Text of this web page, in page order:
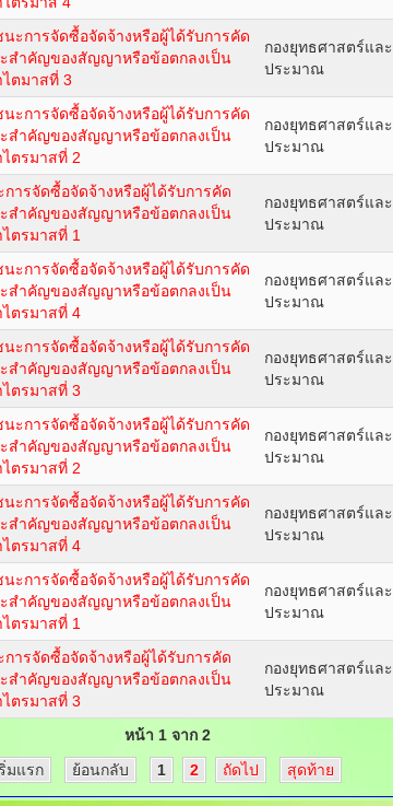
ะการจัดซื้อจัดจ้างหรือผู้ได้รับการคัด
ะสำคัญของสัญญาหรือข้อตกลงเป็น
ตมาสที่ 3
กองยุทธศาสตร์แล
ประมาณ
ะการจัดซื้อจัดจ้างหรือผู้ได้รับการคัด
ะสำคัญของสัญญาหรือข้อตกลงเป็น
ตรมาสที่ 2
กองยุทธศาสตร์แล
ประมาณ
ารจัดซื้อจัดจ้างหรือผู้ได้รับการคัด
ะสำคัญของสัญญาหรือข้อตกลงเป็น
ตรมาสที่ 1
กองยุทธศาสตร์แล
ประมาณ
ะการจัดซื้อจัดจ้างหรือผู้ได้รับการคัด
ะสำคัญของสัญญาหรือข้อตกลงเป็น
ตรมาสที่ 4
กองยุทธศาสตร์แล
ประมาณ
ะการจัดซื้อจัดจ้างหรือผู้ได้รับการคัด
ะสำคัญของสัญญาหรือข้อตกลงเป็น
ตรมาสที่ 3
กองยุทธศาสตร์แล
ประมาณ
ะการจัดซื้อจัดจ้างหรือผู้ได้รับการคัด
ะสำคัญของสัญญาหรือข้อตกลงเป็น
ตรมาสที่ 2
กองยุทธศาสตร์แล
ประมาณ
ะการจัดซื้อจัดจ้างหรือผู้ได้รับการคัด
ะสำคัญของสัญญาหรือข้อตกลงเป็น
ตรมาสที่ 4
กองยุทธศาสตร์แล
ประมาณ
ะการจัดซื้อจัดจ้างหรือผู้ได้รับการคัด
ะสำคัญของสัญญาหรือข้อตกลงเป็น
ตรมาสที่ 1
กองยุทธศาสตร์แล
ประมาณ
ารจัดซื้อจัดจ้างหรือผู้ได้รับการคัด
ะสำคัญของสัญญาหรือข้อตกลงเป็น
ตรมาสที่ 3
กองยุทธศาสตร์แล
ประมาณ
หน้า 1 จาก 2
มแรก
ย้อนกลับ 1 2 ถัดไป สุดท้าย